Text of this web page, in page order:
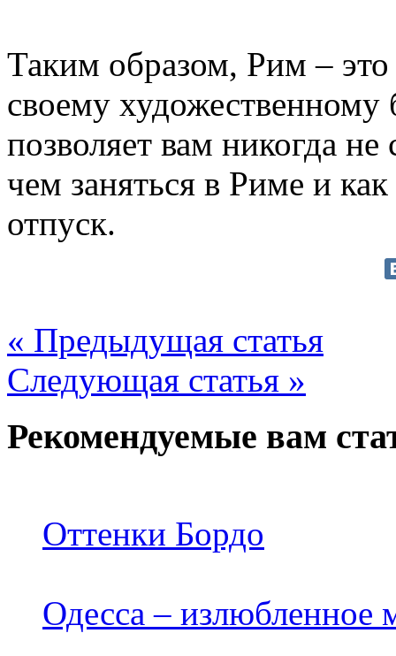
Таким образом, Рим – это
своему художественному
позволяет вам никогда
чем заняться в Риме и
отпуск.
« Предыдущая статья
Следующая статья »
Рекомендуемые вам
Оттенки Бордо
Одесса – излюбленное